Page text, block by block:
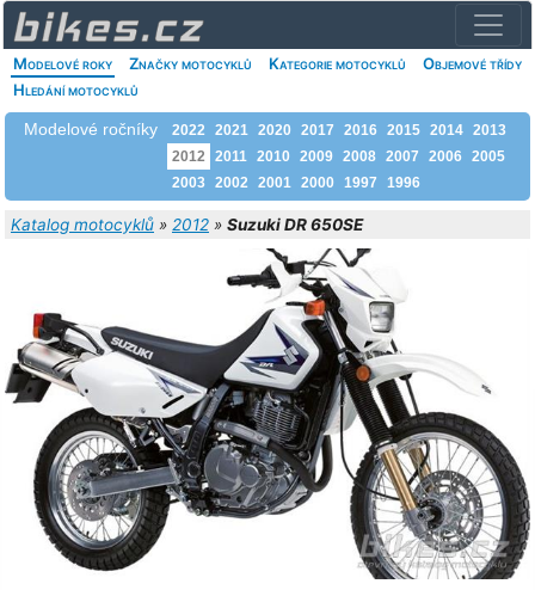
Modelové roky Značky motocyklů Kategorie motocyklů
Objemové třídy
Hledání motocyklů
Modelové ročníky 2022 2021 2020 2017 2016 2015 2014 2013
2012 2011 2010 2009 2008 2007 2006 2005
2003 2002 2001 2000 1997 1996
Katalog motocyklů » 2012 » Suzuki DR 650SE